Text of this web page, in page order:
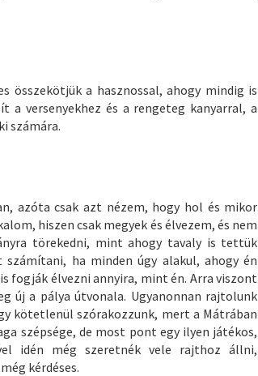
összekötjük a hasznossal, ahogy mindig is
versenyekhez és a rengeteg kanyarral, a
számára.
azóta csak azt nézem, hogy hol és mikor
hiszen csak megyek és élvezem, és nem
törekedni, mint ahogy tavaly is tettük
ha minden úgy alakul, ahogy én
fogják élvezni annyira, mint én. Arra viszont
új a pálya útvonala. Ugyanonnan rajtolunk
kötetlenül szórakozzunk, mert a Mátrában
szépsége, de most pont egy ilyen játékos,
idén még szeretnék vele rajthoz állni,
kérdéses.